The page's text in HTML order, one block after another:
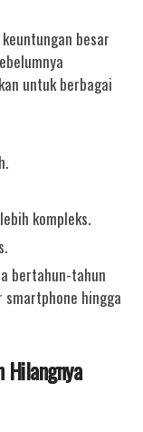
besar
untuk berbagai
kompleks.
bertahun-tahun
smartphone hingga
Hilangnya